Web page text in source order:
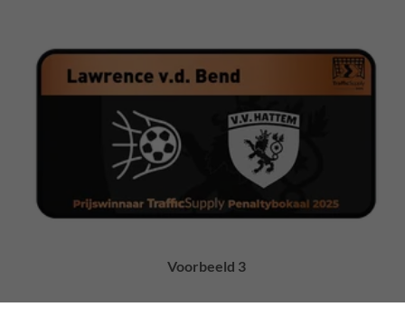
Voorbeeld 3